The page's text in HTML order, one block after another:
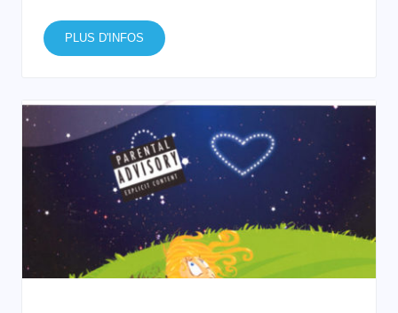
PLUS D'INFOS